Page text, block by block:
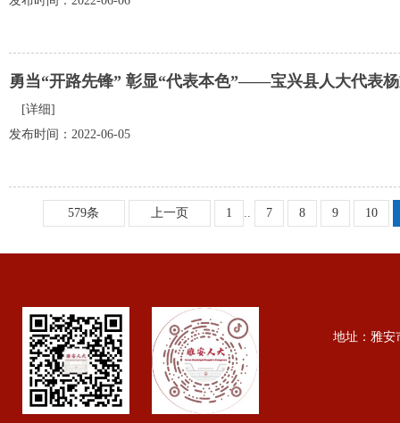
勇当“开路先锋” 彰显“代表本色”——宝兴县人大代表
[详细]
发布时间：2022-06-05
579条 上一页 1 .. 7 8 9 10
地址：雅安